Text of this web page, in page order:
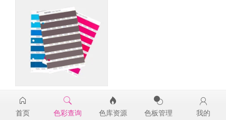
19-1620TPG
￥98
首页 色彩查询 色库资源 色板管理 我的